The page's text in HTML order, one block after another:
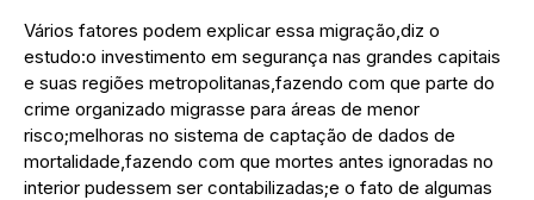
Vários fatores podem explicar essa migração,diz o
estudo:o investimento em segurança nas grandes capitais
e suas regiões metropolitanas,fazendo com que parte do
crime organizado migrasse para áreas de menor
risco;melhoras no sistema de captação de dados de
mortalidade,fazendo com que mortes antes ignoradas no
interior pudessem ser contabilizadas;e o fato de algumas